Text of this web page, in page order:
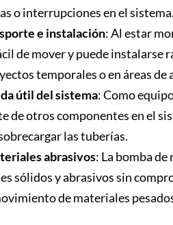
o interrupciones en el sistema.
e instalación: Al estar
de mover y puede
temporales o en áreas de
útil del sistema: Como
de otros componentes en el
las tuberías.
abrasivos: La bomba
sólidos y abrasivos sin
de materiales